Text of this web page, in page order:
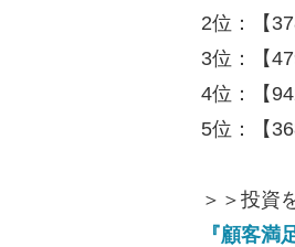
2位：【
3位：【
4位：【
5位：【
＞＞投資
『顧客満